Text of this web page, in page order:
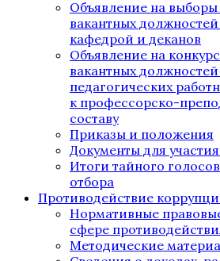
Объявление на
вакантных
кафедрой и деканов
Объявление на
вакантных
педагогических
к профессорско-
составу
Приказы и положения
Документы для
Итоги тайного
отбора
Противодействие
Нормативные
сфере
Методические